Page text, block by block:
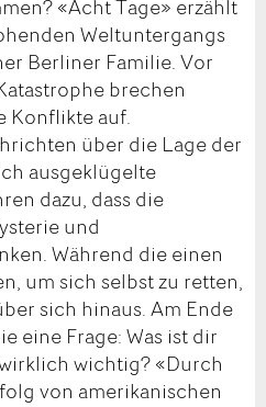
«Acht Tage» erzählt
Weltuntergangs
Berliner Familie. Vor
brechen
Konflikte auf.
über die Lage der
ausgeklügelte
dazu, dass die
und
Während die einen
um sich selbst zu retten,
sich hinaus. Am Ende
eine Frage: Was ist dir
wichtig? «Durch
von amerikanischen